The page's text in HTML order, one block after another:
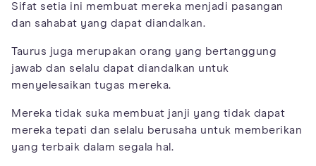
Sifat setia ini membuat mereka menjadi pasangan
dan sahabat yang dapat diandalkan.
Taurus juga merupakan orang yang bertanggung
jawab dan selalu dapat diandalkan untuk
menyelesaikan tugas mereka.
Mereka tidak suka membuat janji yang tidak dapat
mereka tepati dan selalu berusaha untuk memberikan
yang terbaik dalam segala hal.